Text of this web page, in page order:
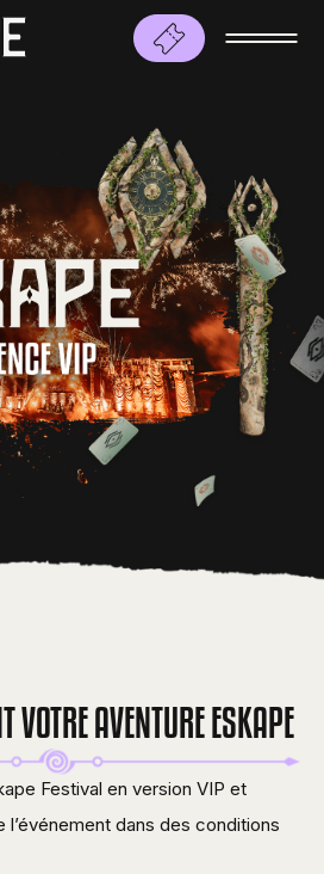
VOTRE AVENTURE ESKAPE
Festival en version VIP et
dans des conditions